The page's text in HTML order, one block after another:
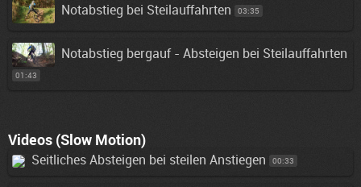
Notabstieg bei Steilauffahrten 03:35
Notabstieg bergauf - Absteigen bei Steilauffahrten
01:43
Videos (Slow Motion)
Seitliches Absteigen bei steilen Anstiegen 00:33